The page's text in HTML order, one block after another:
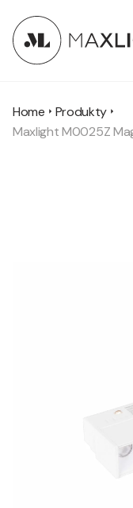
Home
Produkty
Maxlight M0025Z